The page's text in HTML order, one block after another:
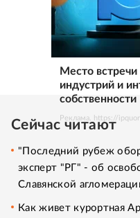
Место
индустрий и
собственности
Реклама. https://
Сейчас читают
"Последний рубеж
эксперт "РГ" - об
Славянской
Как живет курортная